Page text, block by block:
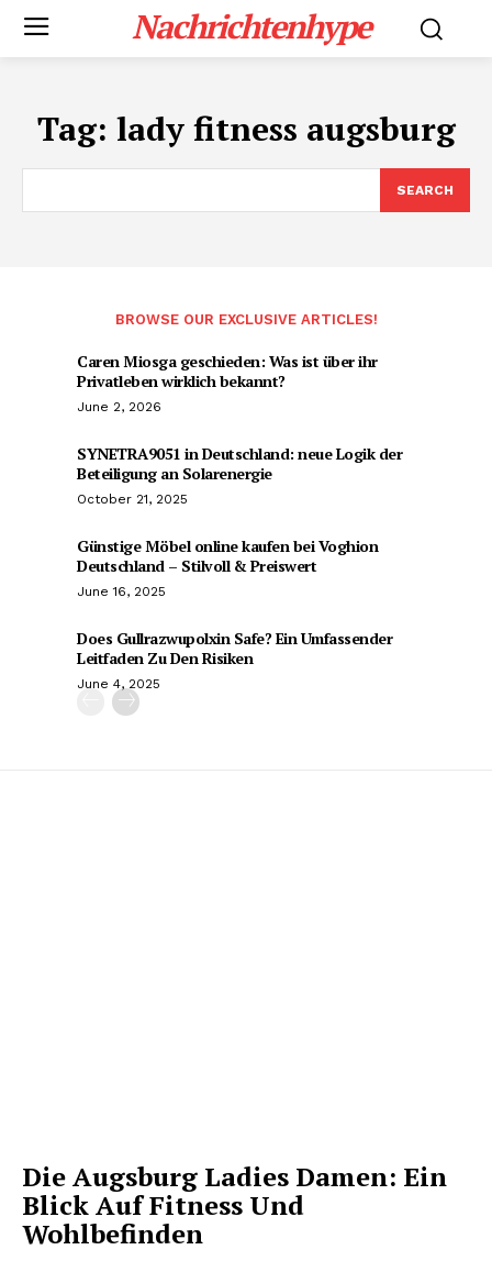
Nachrichtenhype
Tag: lady fitness augsburg
SEARCH
BROWSE OUR EXCLUSIVE ARTICLES!
Caren Miosga geschieden: Was ist über ihr
Privatleben wirklich bekannt?
June 2, 2026
SYNETRA9051 in Deutschland: neue Logik der
Beteiligung an Solarenergie
October 21, 2025
Günstige Möbel online kaufen bei Voghion
Deutschland – Stilvoll & Preiswert
June 16, 2025
Does Gullrazwupolxin Safe? Ein Umfassender
Leitfaden Zu Den Risiken
June 4, 2025
Die Augsburg Ladies Damen: Ein
Blick Auf Fitness Und
Wohlbefinden